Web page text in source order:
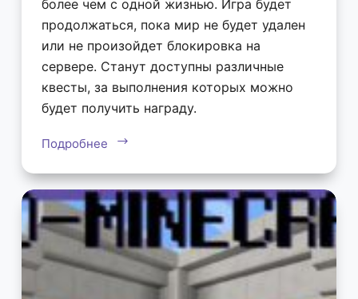
более чем с одной жизнью. Игра будет
продолжаться, пока мир не будет удален
или не произойдет блокировка на
сервере. Станут доступны различные
квесты, за выполнения которых можно
будет получить награду.
Подробнее